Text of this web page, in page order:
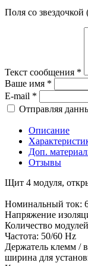
Поля со звездочкой
Текст сообщения *
Ваше имя *
E-mail *
Отправляя
Описание
Доп.
Отзывы
Щит 4 модуля,
Номинальный ток:
Напряжение
Количество
Частота: 50/60 Hz
Держатель клемм /
ширина для